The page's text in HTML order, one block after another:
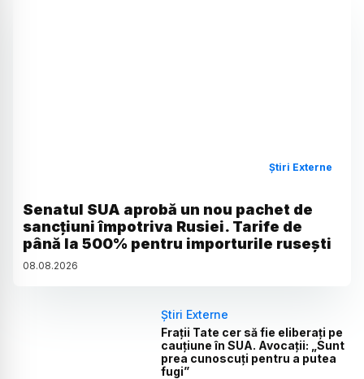
Știri Externe
Senatul SUA aprobă un nou pachet de
sancțiuni împotriva Rusiei. Tarife de
până la 500% pentru importurile rusești
08.08.2026
Știri Externe
Frații Tate cer să fie eliberați pe
cauțiune în SUA. Avocații: „Sunt
prea cunoscuți pentru a putea
fugi”